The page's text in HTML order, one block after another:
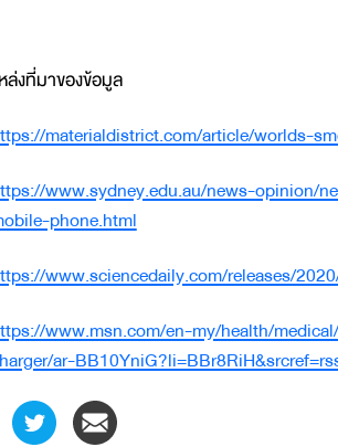
ล่งที่มาของข้อมูล
materialdistrict.com/article/worlds-
www.sydney.edu.au/news-opinion/
phone.html
www.sciencedaily.com/releases/
www.msn.com/en-my/health/
ar-